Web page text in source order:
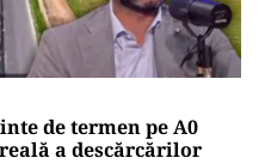
de termen pe A0
a descărcărilor